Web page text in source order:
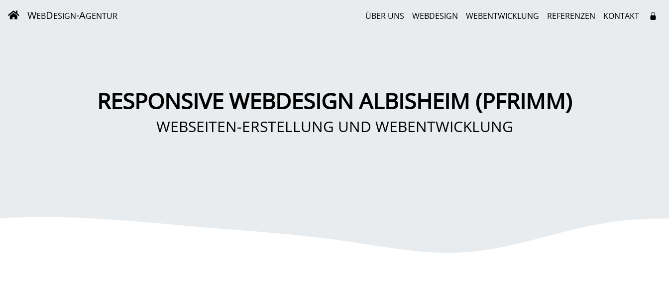
WEBDESIGN-AGENTUR ÜBER UNS WEBDESIGN WEBENTWICKLUNG REFERENZEN KONTAKT
RESPONSIVE WEBDESIGN ALBISHEIM (PFRIMM)
WEBSEITEN-ERSTELLUNG UND WEBENTWICKLUNG